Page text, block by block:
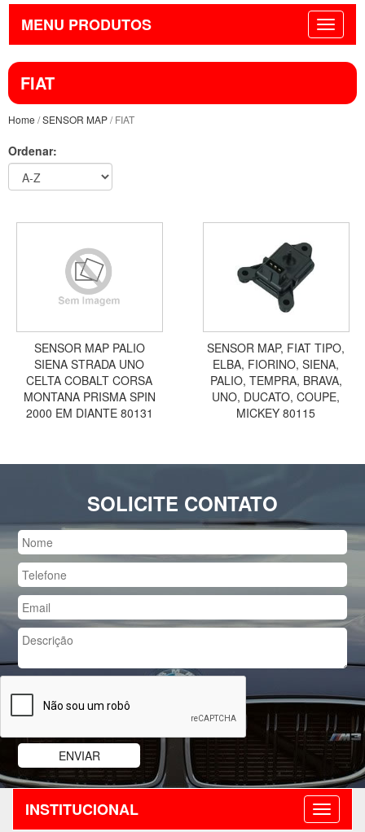
MENU PRODUTOS
FIAT
Home /SENSOR MAP/ FIAT
Ordenar:
SENSOR MAP PALIO
SIENA STRADA UNO
CELTA COBALT CORSA
MONTANA PRISMA SPIN
2000 EM DIANTE 80131
SENSOR MAP, FIAT TIPO,
ELBA, FIORINO, SIENA,
PALIO, TEMPRA, BRAVA,
UNO, DUCATO, COUPE,
MICKEY 80115
SOLICITE CONTATO
INSTITUCIONAL